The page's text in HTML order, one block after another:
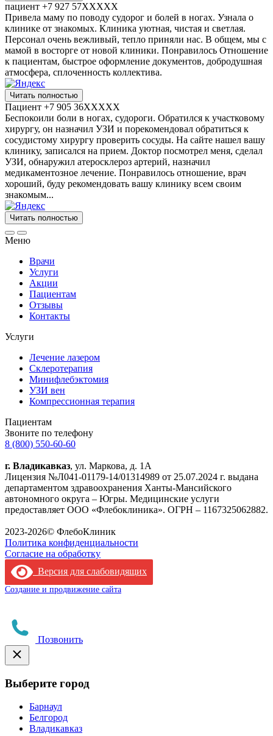
пациент +7 927 57XXXXX
Привела маму по поводу судорог и болей в ногах. Узнала о
клинике от знакомых. Клиника уютная, чистая и светлая.
Персонал очень вежливый, тепло приняли нас. В общем, мы с
мамой в восторге от новой клиники. Понравилось Отношение
к пациентам, быстрое оформление документов, добродушная
атмосфера, сплоченность коллектива.
Читать полностью
Пациент +7 905 36XXXXX
Беспокоили боли в ногах, судороги. Обратился к участковому
хирургу, он назначил УЗИ​ и порекомендовал обратиться к
сосудистому хирургу проверить сосуды. На сайте нашел вашу
клинику, записался на прием. Доктор посмотрел меня, сделал
УЗИ, обнаружил атеросклероз​ артерий, назначил
медикаментозное лечение. Понравилось отношение, врач
хороший, буду рекомендовать вашу клинику всем своим
знакомым...
Читать полностью
Меню
Врачи
Услуги
Акции
Пациентам
Отзывы
Контакты
Услуги
Лечение лазером
Склеротерапия
Минифлебэктомия
УЗИ вен
Компрессионная терапия
Пациентам
Звоните по телефону
8 (800) 550-60-60
г. Владикавказ, ул. Маркова, д. 1А
Лицензия №Л041-01179-14/01314989 от 25.07.2024 г. выдана
департаментом здравоохранения Ханты-Мансийского
автономного округа – Югры. Медицинские услуги
предоставляет ООО «Флебоклиника». ОГРН – 1167325062882.
2023-2026© ФлебоКлиник
Политика конфиденциальности
Согласие на обработку
Версия для слабовидящих
Создание и продвижение сайта
Позвонить
Выберите город
Барнаул
Белгород
Владикавказ